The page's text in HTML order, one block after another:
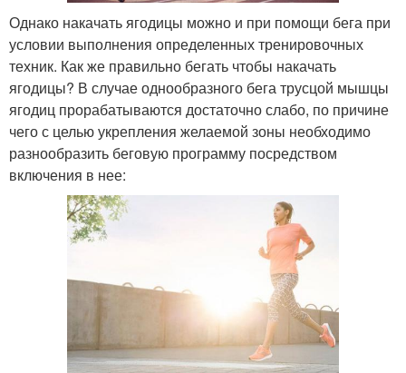
Однако накачать ягодицы можно и при помощи бега при
условии выполнения определенных тренировочных
техник. Как же правильно бегать чтобы накачать
ягодицы? В случае однообразного бега трусцой мышцы
ягодиц прорабатываются достаточно слабо, по причине
чего с целью укрепления желаемой зоны необходимо
разнообразить беговую программу посредством
включения в нее: